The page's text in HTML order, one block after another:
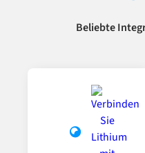
Beliebte